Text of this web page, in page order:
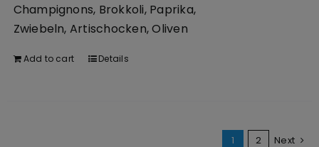
Champignons, Brokkoli, Paprika,
Zwiebeln, Artischocken, Oliven
Add to cart Details
1 2 Next